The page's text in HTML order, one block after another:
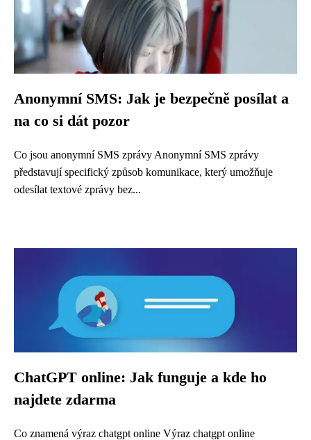
Anonymní SMS: Jak je bezpečně posílat a
na co si dát pozor
Co jsou anonymní SMS zprávy Anonymní SMS zprávy
představují specifický způsob komunikace, který umožňuje
odesílat textové zprávy bez...
ChatGPT online: Jak funguje a kde ho
najdete zdarma
Co znamená výraz chatgpt online Výraz chatgpt online